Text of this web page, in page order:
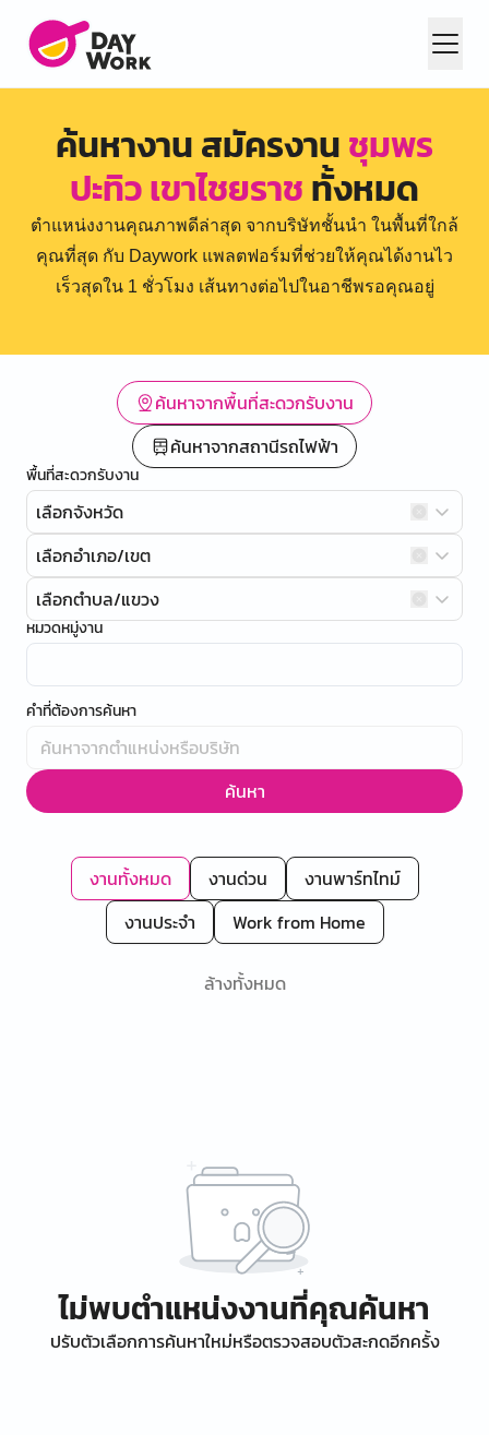
ค้นหางาน สมัครงานชุมพร
ปะทิว เขาไชยราชทั้งหมด
ตำแหน่งงานคุณภาพดีล่าสุด จากบริษัทชั้นนำ ในพื้นที่ใกล้
คุณที่สุด กับ Daywork แพลตฟอร์มที่ช่วยให้คุณได้งานไว
เร็วสุดใน 1 ชั่วโมง เส้นทางต่อไปในอาชีพรอคุณอยู่
ค้นหาจากพื้นที่สะดวกรับงาน
ค้นหาจากสถานีรถไฟฟ้า
พื้นที่สะดวกรับงาน
เลือกจังหวัด
เลือกอำเภอ/เขต
เลือกตำบล/แขวง
หมวดหมู่งาน
คำที่ต้องการค้นหา
ค้นหา
งานทั้งหมด งานด่วน
งานพาร์ทไทม์
งานประจำ
Work from Home
ล้างทั้งหมด
ไม่พบตำแหน่งงานที่คุณค้นหา
ปรับตัวเลือกการค้นหาใหม่หรือตรวจสอบตัวสะกดอีกครั้ง